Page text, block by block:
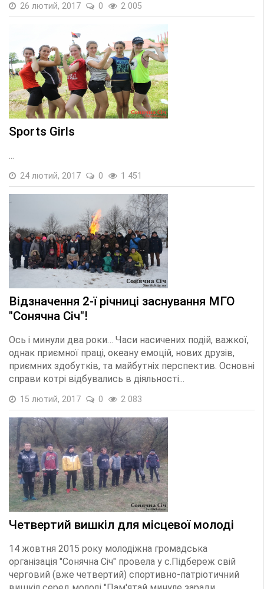
26 лютий, 2017 0 2 005
Sports Girls
24 лютий, 2017 0 1 451
Відзначення 2-ї річниці заснування МГО
"Сонячна Січ"!
Ось і минули два роки… Часи насичених подій, важкої,
однак приємної праці, океану емоцій, нових друзів,
приємних здобутків, та майбутніх перспектив. Основні
справи котрі відбувались в діяльності...
15 лютий, 2017 0 2 083
Четвертий вишкіл для місцевої молоді
14 жовтня 2015 року молодіжна громадська
організація "Сонячна Січ" провела у с.Підбереж свій
черговий (вже четвертий) спортивно-патріотичний